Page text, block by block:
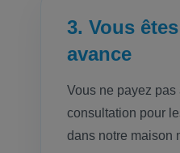
3. Vous
avance
Vous ne payez pas
consultation pour
dans notre maison